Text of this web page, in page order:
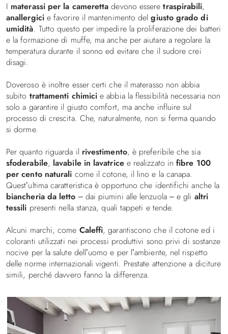
I materassi per la cameretta devono esseretraspirabili,
anallergicie favorire il mantenimento delgiusto grado di
umidità. Tutto questo per impedire la proliferazione dei batteri
e la formazione di muffe, ma anche per aiutare a regolare la
temperatura durante il sonno ed evitare che il sudore crei
disagi.
Doveroso è inoltre esser certi che il materasso non abbia
subito trattamenti chimici e abbia la flessibilità necessaria non
solo a garantire il giusto comfort, ma anche influire sul
processo di crescita. Che, naturalmente, non si ferma quando
si dorme.
Per quanto riguarda il rivestimento, è preferibile che sia
sfoderabile, lavabile in lavatricee realizzato infibre 100
per cento naturali come il cotone, il lino e la canapa.
Quest’ultima caratteristica è opportuno che identifichi anche la
biancheria da letto – dai piumini alle lenzuola – e gli altri
tessili presenti nella stanza, quali tappeti e tende.
Alcuni marchi, come Caleffi, garantiscono che il cotone ed i
coloranti utilizzati nei processi produttivi sono privi di sostanze
nocive per la salute dell’uomo e per l’ambiente, nel rispetto
delle norme internazionali vigenti. Prestate attenzione a diciture
simili, perché davvero fanno la differenza.